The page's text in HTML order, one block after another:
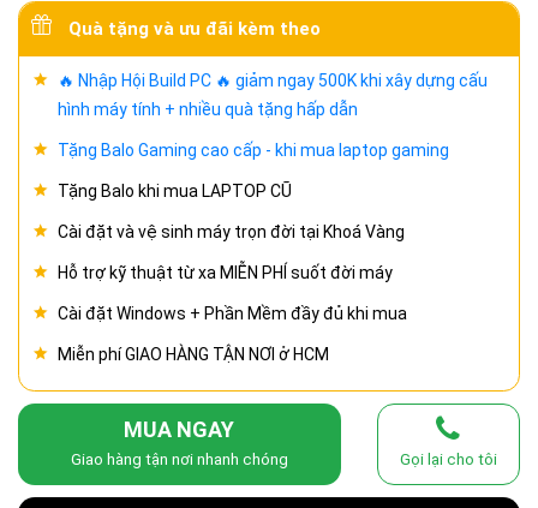
Quà tặng và ưu đãi kèm theo
🔥 Nhập Hội Build PC 🔥 giảm ngay 500K khi xây dựng cấu
hình máy tính + nhiều quà tặng hấp dẫn
Tặng Balo Gaming cao cấp - khi mua laptop gaming
Tặng Balo khi mua LAPTOP CŨ
Cài đặt và vệ sinh máy trọn đời tại Khoá Vàng
Hỗ trợ kỹ thuật từ xa MIỄN PHÍ suốt đời máy
Cài đặt Windows + Phần Mềm đầy đủ khi mua
Miễn phí GIAO HÀNG TẬN NƠI ở HCM
MUA NGAY
Giao hàng tận nơi nhanh chóng Gọi lại cho tôi